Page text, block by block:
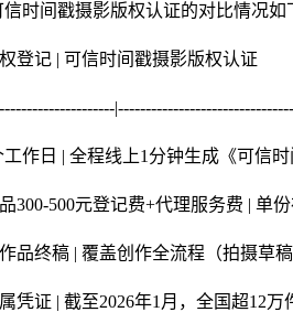
时间戳摄影版权认证的对比情况如
登记 | 可信时间戳摄影版权认证
作日 | 全程线上1分钟生成《可信时
300-500元登记费+代理服务费 | 单
品终稿 | 覆盖创作全流程（拍摄草
凭证 | 截至2026年1月，全国超12